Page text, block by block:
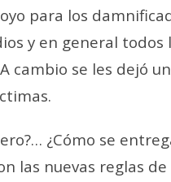
para los
y en general todos
cambio se les dejó
¿Cómo se
las nuevas reglas